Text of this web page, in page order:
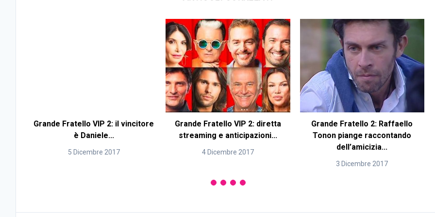
Grande Fratello VIP 2: il vincitore
è Daniele...
5 Dicembre 2017
Grande Fratello VIP 2: diretta
streaming e anticipazioni...
4 Dicembre 2017
Grande Fratello 2: Raffaello
Tonon piange raccontando
dell’amicizia...
3 Dicembre 2017